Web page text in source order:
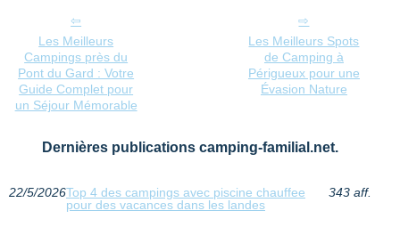
Les Meilleurs
Campings près du
Pont du Gard : Votre
Guide Complet pour
un Séjour Mémorable
Les Meilleurs Spots
de Camping à
Périgueux pour une
Évasion Nature
Dernières publications camping-familial.net.
22/5/2026Top 4 des campings avec piscine chauffee
pour des vacances dans les landes
343 aff.